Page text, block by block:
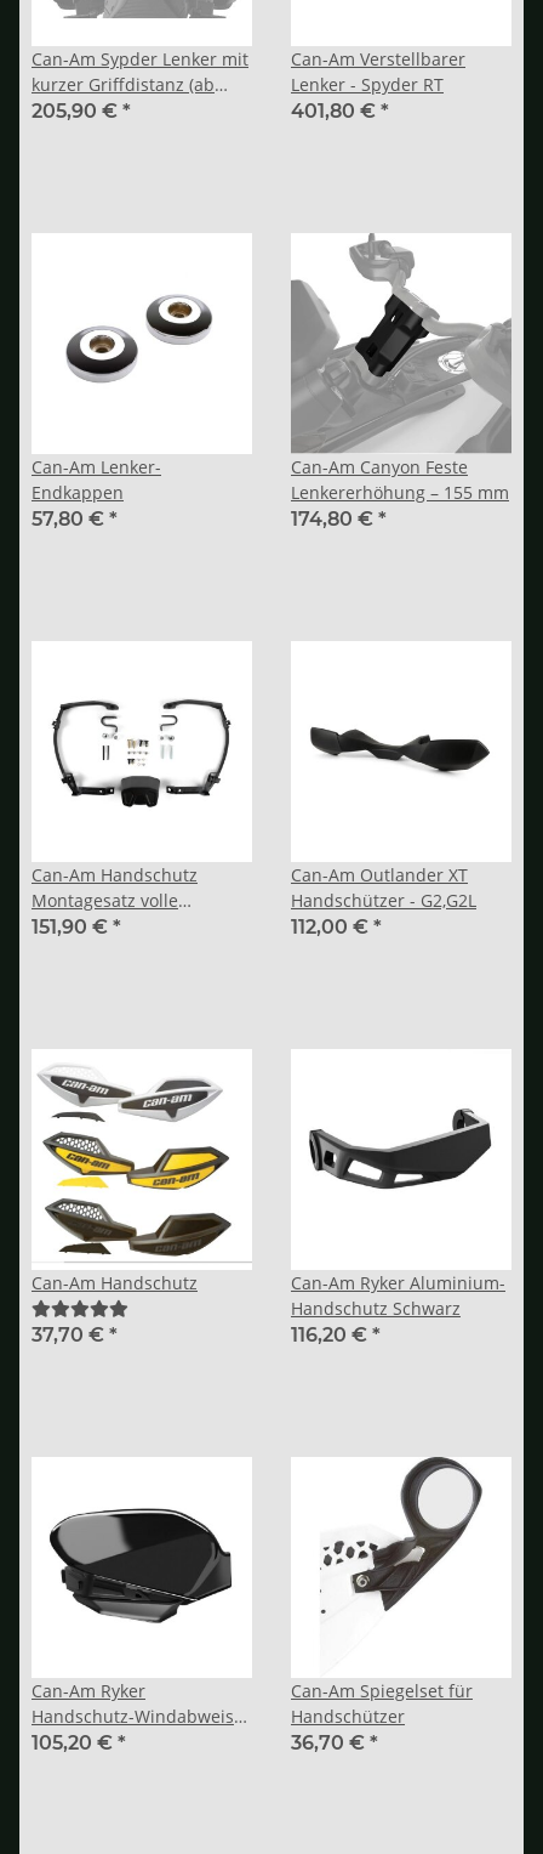
Can-Am Sypder Lenker mit
kurzer Griffdistanz (ab
2024)
205,90 € *
Can-Am Verstellbarer
Lenker - Spyder RT
401,80 € *
Can-Am Lenker-
Endkappen
57,80 € *
Can-Am Canyon Feste
Lenkererhöhung – 155 mm
174,80 € *
Can-Am Handschutz
Montagesatz volle
Umhüllung aus Aluminium
151,90 € *
Can-Am Outlander XT
Handschützer - G2,G2L
112,00 € *
Can-Am Handschutz
37,70 € *
Can-Am Ryker Aluminium-
Handschutz Schwarz
116,20 € *
Can-Am Ryker
Handschutz-Windabweiser
- Schwarz
105,20 € *
Can-Am Spiegelset für
Handschützer
36,70 € *